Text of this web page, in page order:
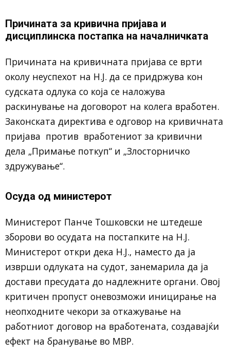
Причината за кривична пријава и
дисциплинска постапка на началничката
Причината на кривичната пријава се врти
околу неуспехот на Н.Ј. да се придржува кон
судската одлука со која се наложува
раскинување на договорот на колега вработен.
Законската директива е одговор на кривичната
пријава против вработениот за кривични
дела „Примање поткуп“ и „Злосторничко
здружување“.
Осуда од министерот
Министерот Панче Тошковски не штедеше
зборови во осудата на постапките на Н.Ј.
Министерот откри дека Н.Ј., наместо да ја
изврши одлуката на судот, занемарила да ја
достави пресудата до надлежните органи. Овој
критичен пропуст оневозможи иницирање на
неопходните чекори за откажување на
работниот договор на вработената, создавајќи
ефект на бранување во МВР.